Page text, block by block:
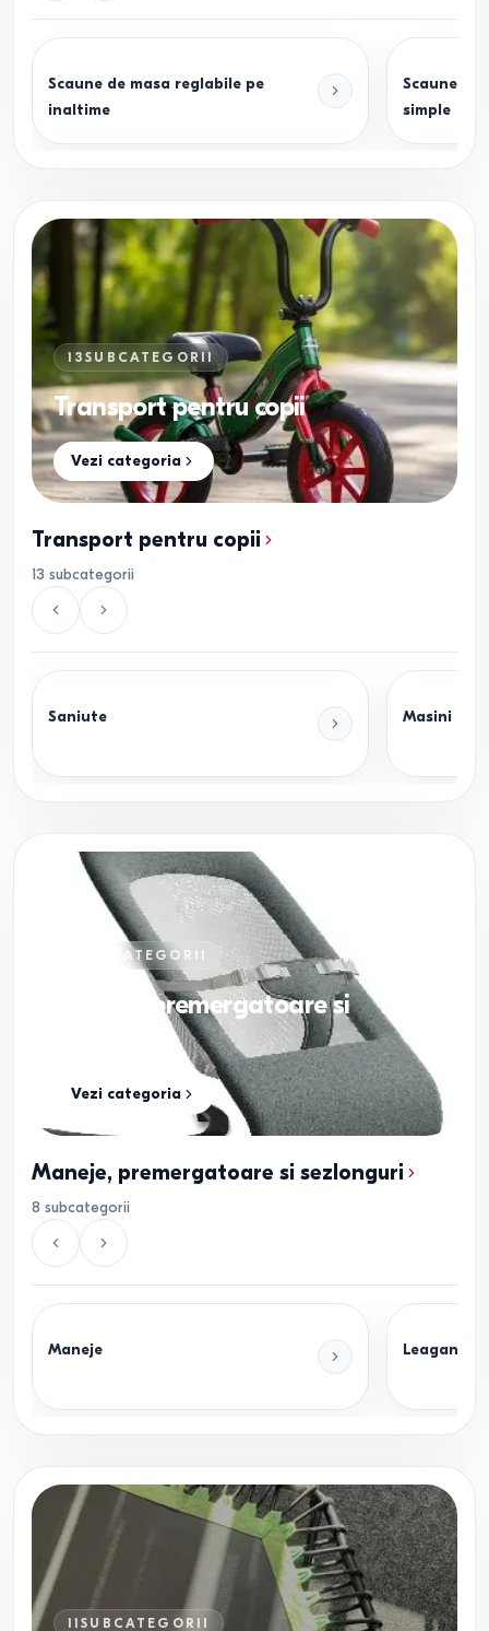
Scaune de masa reglabile pe
inaltime
Scaune
simple
13SUBCATEGORII
Transport pentru copii
Vezi categoria
Transport pentru copii
13 subcategorii
Saniute Masini
SUBCATEGORII
Maneje, premergatoare si
Vezi categoria
Maneje, premergatoare si sezlonguri
8 subcategorii
Maneje Leagane
11SUBCATEGORII